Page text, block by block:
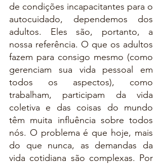
de condições incapacitantes para o
autocuidado, dependemos dos
adultos. Eles são, portanto, a
nossa referência. O que os adultos
fazem para consigo mesmo (como
gerenciam sua vida pessoal em
todos os aspectos), como
trabalham, participam da vida
coletiva e das coisas do mundo
têm muita influência sobre todos
nós. O problema é que hoje, mais
do que nunca, as demandas da
vida cotidiana são complexas. Por